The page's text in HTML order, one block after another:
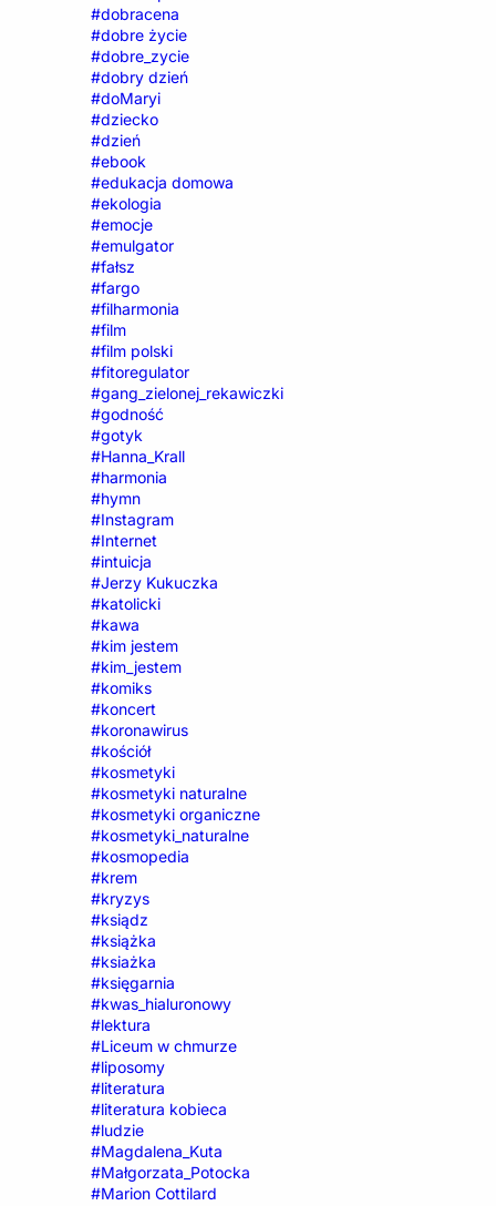
#dobracena
#dobre życie
#dobre_zycie
#dobry dzień
#doMaryi
#dziecko
#dzień
#ebook
#edukacja domowa
#ekologia
#emocje
#emulgator
#fałsz
#fargo
#filharmonia
#film
#film polski
#fitoregulator
#gang_zielonej_rekawiczki
#godność
#gotyk
#Hanna_Krall
#harmonia
#hymn
#Instagram
#Internet
#intuicja
#Jerzy Kukuczka
#katolicki
#kawa
#kim jestem
#kim_jestem
#komiks
#koncert
#koronawirus
#kościół
#kosmetyki
#kosmetyki naturalne
#kosmetyki organiczne
#kosmetyki_naturalne
#kosmopedia
#krem
#kryzys
#ksiądz
#książka
#ksiażka
#księgarnia
#kwas_hialuronowy
#lektura
#Liceum w chmurze
#liposomy
#literatura
#literatura kobieca
#ludzie
#Magdalena_Kuta
#Małgorzata_Potocka
#Marion Cottilard